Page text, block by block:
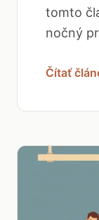
tomto
nočný
Čítať